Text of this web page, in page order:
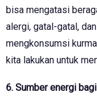
bisa mengatasi
alergi, gatal-gatal,
mengkonsumsi
kita lakukan untuk
6. Sumber energi